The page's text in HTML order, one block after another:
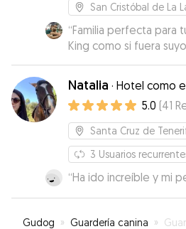
San Cristóbal de La
“Familia perfecta para
King como si fuera
tranquilo lo he dejado
seguro.
Natalia · Hotel como
5.0 (41
Santa Cruz de
3 Usuarios
“Ha ido increíble y mi
Gudog » Guardería canina »